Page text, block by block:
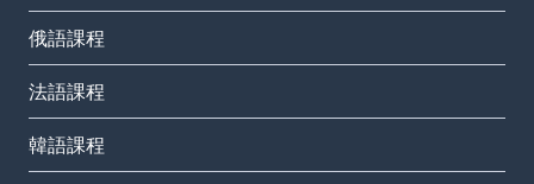
俄語課程
法語課程
韓語課程